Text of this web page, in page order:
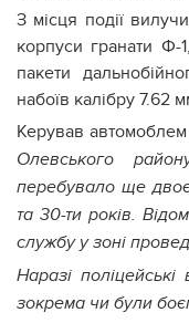
З місця події
корпуси гранати Ф-
пакети
набоїв калібру 7.62
Керував автомоблем
Олевського
перебувало ще
та 30-ти років.
службу у зоні
Наразі поліцейські
зокрема чи були